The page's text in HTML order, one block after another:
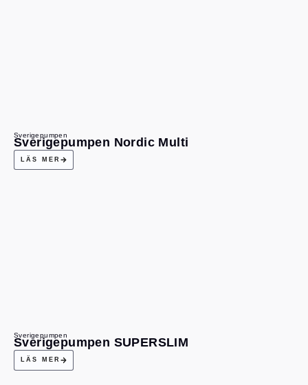
Sverigepumpen
Sverigepumpen Nordic Multi
LÄS MER
Sverigepumpen
Sverigepumpen SUPERSLIM
LÄS MER